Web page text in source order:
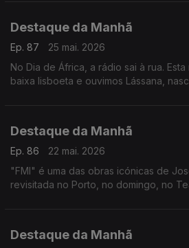
Destaque da Manhã
Ep. 87
25 mai. 2026
No Dia de África, a rádio sai à rua.
baixa lisboeta e ouvimos Lássana,
Destaque da Manhã
Ep. 86
22 mai. 2026
"FMI" é uma das obras icónicas de
revisitada no Porto, no domingo, no
Destaque da Manhã